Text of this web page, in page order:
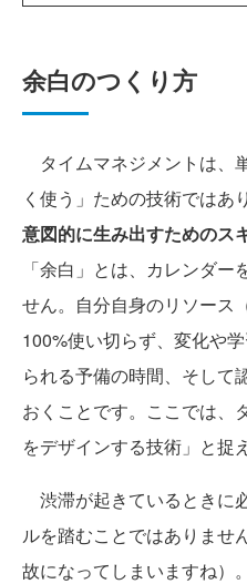
余白のつくり方
タイムマネジメントは、
く使う」ための技術ではあ
意図的に生み出すためのス
「余白」とは、カレンダ
せん。自分自身のリソース
100%使い切らず、変化や
られる予備の時間、そして
おくことです。ここでは、
をデザインする技術」と捉
渋滞が起きているときに
ルを踏むことではありませ
故になってしまいますね）